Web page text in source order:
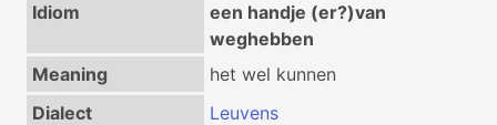
Idiom
een handje (er?)van
weghebben
Meaning
het wel kunnen
Dialect
Leuvens